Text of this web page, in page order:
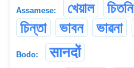
Assamese: খেয়াল চিতনি
চিন্তা
ভাবন ভাৱনা
Bodo: सानदों